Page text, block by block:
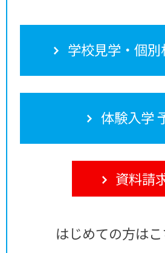
学校見学・個別
体験入学
資料請
はじめての方は